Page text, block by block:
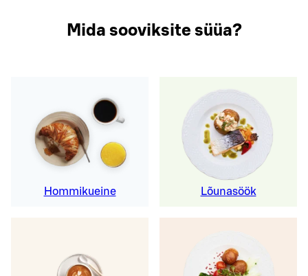
Mida sooviksite süüa?
Hommikueine Lõunasöök